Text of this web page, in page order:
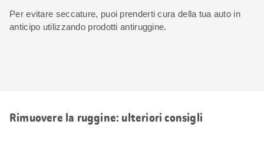
Per evitare seccature, puoi prenderti cura della tua auto in
anticipo utilizzando prodotti antiruggine.
Rimuovere la ruggine: ulteriori consigli